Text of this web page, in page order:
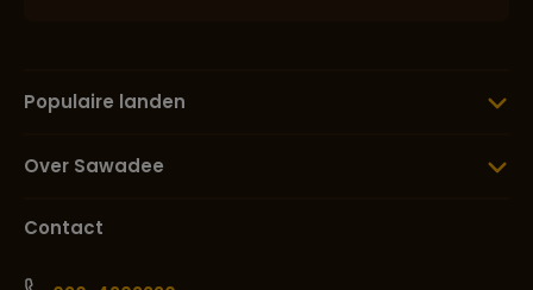
Populaire landen
Over Sawadee
Contact